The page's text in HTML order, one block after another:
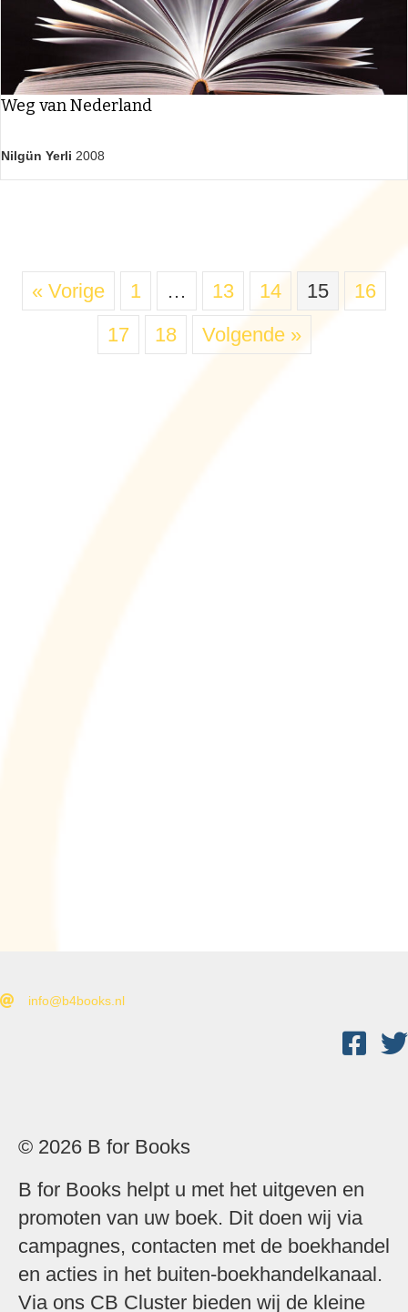
Weg van Nederland
Nilgün Yerli 2008
« Vorige 1 … 13 14 15
16
17
18 Volgende »
info@b4books.nl
© 2026 B for Books
B for Books helpt u met het uitgeven en
promoten van uw boek. Dit doen wij via
campagnes, contacten met de boekhandel
en acties in het buiten-boekhandelkanaal.
Via ons CB Cluster bieden wij de kleine